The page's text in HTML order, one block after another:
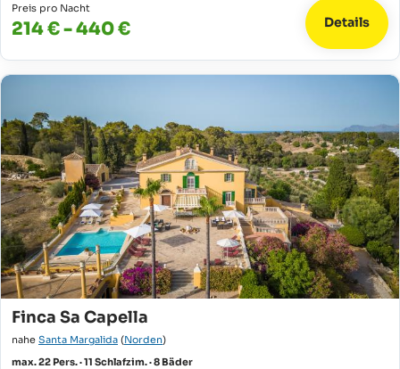
Preis pro Nacht
214 € - 440 € Details
Finca Sa Capella
nahe Santa Margalida (Norden)
max. 22 Pers. · 11 Schlafzim. · 8 Bäder